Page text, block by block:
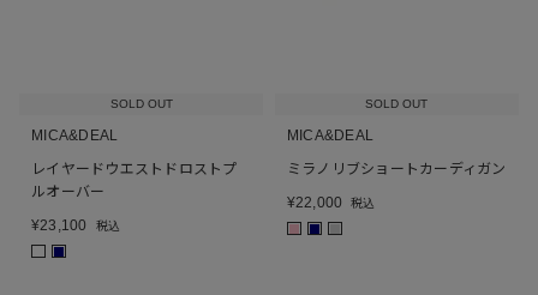
SOLD OUT
MICA&DEAL
レイヤードウエストドロストプ
ルオーバー
¥23,100 税込
SOLD OUT
MICA&DEAL
ミラノリブショートカーディガン
¥22,000 税込